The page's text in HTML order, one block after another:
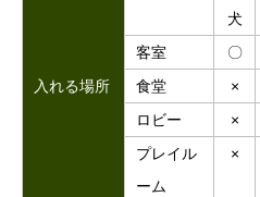
入れる場所
犬
客室
〇
食堂
×
ロビー
×
プレイル
ーム
×